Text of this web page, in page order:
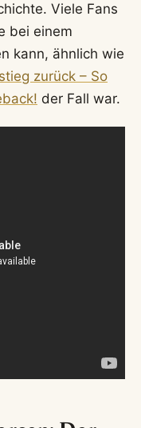
Viele Fans
bei einem
kann, ähnlich wie
zurück – So
der Fall war.